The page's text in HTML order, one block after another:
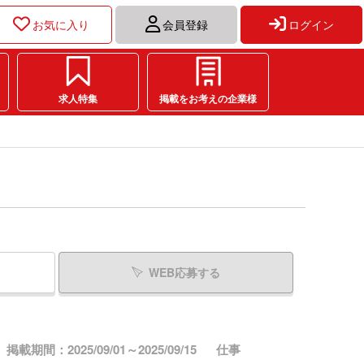
お気に入り 会員登録 ログイン
求人特集 掲載をお考えの企業様
WEB応募する
掲載期間：2025/09/01～2025/09/15 仕事